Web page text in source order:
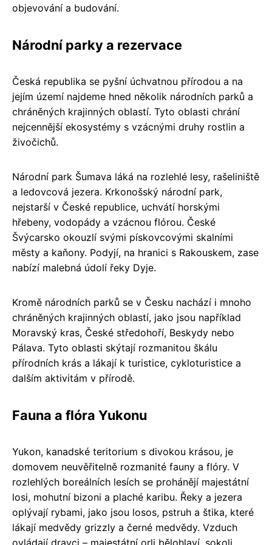
objevování a budování.
Národní parky a rezervace
Česká republika se pyšní úchvatnou přírodou a na
jejím území najdeme hned několik národních parků a
chráněných krajinných oblastí. Tyto oblasti chrání
nejcennější ekosystémy s vzácnými druhy rostlin a
živočichů.
Národní park Šumava láká na rozlehlé lesy, rašeliniště
a ledovcová jezera. Krkonošský národní park,
nejstarší v České republice, uchvátí horskými
hřebeny, vodopády a vzácnou flórou. České
Švýcarsko okouzlí svými pískovcovými skalními
městy a kaňony. Podyjí, na hranici s Rakouskem, zase
nabízí malebná údolí řeky Dyje.
Kromě národních parků se v Česku nachází i mnoho
chráněných krajinných oblastí, jako jsou například
Moravský kras, České středohoří, Beskydy nebo
Pálava. Tyto oblasti skýtají rozmanitou škálu
přírodních krás a lákají k turistice, cykloturistice a
dalším aktivitám v přírodě.
Fauna a flóra Yukonu
Yukon, kanadské teritorium s divokou krásou, je
domovem neuvěřitelně rozmanité fauny a flóry. V
rozlehlých boreálních lesích se prohánějí majestátní
losi, mohutní bizoni a plaché karibu. Řeky a jezera
oplývají rybami, jako jsou losos, pstruh a štika, které
lákají medvědy grizzly a černé medvědy. Vzduch